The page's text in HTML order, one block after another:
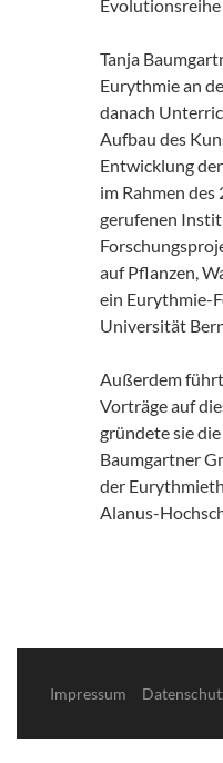
Evolutionsreihe
Tanja
Eurythmie an
danach
Aufbau des
Entwicklung
im Rahmen
gerufenen
auf Pflanzen,
ein Eurythmie-
Universität
Außerdem
Vorträge auf
gründete sie
Baumgartner
der
Alanus-
Impressum